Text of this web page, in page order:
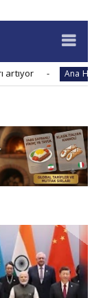
Ana Haber Global